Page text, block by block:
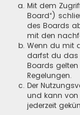
Mit dem
Board“)
des Boards
mit den
Wenn du mit
darfst du das
Boards gelten
Regelungen.
Der
und kann von
jederzeit